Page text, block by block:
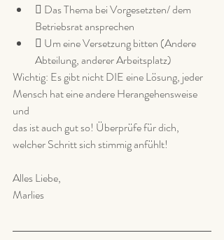
 Das Thema bei Vorgesetzten/ dem
Betriebsrat ansprechen
 Um eine Versetzung bitten (Andere
Abteilung, anderer Arbeitsplatz)
Wichtig: Es gibt nicht DIE eine Lösung, jeder
Mensch hat eine andere Herangehensweise
und
das ist auch gut so! Überprüfe für dich,
welcher Schritt sich stimmig anfühlt!
Alles Liebe,
Marlies